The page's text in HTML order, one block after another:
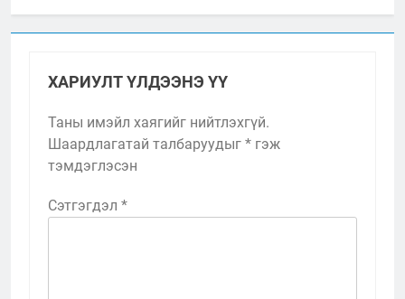
ХАРИУЛТ ҮЛДЭЭНЭ ҮҮ
Таны имэйл хаягийг нийтлэхгүй.
Шаардлагатай талбаруудыг * гэж
тэмдэглэсэн
Сэтгэгдэл *